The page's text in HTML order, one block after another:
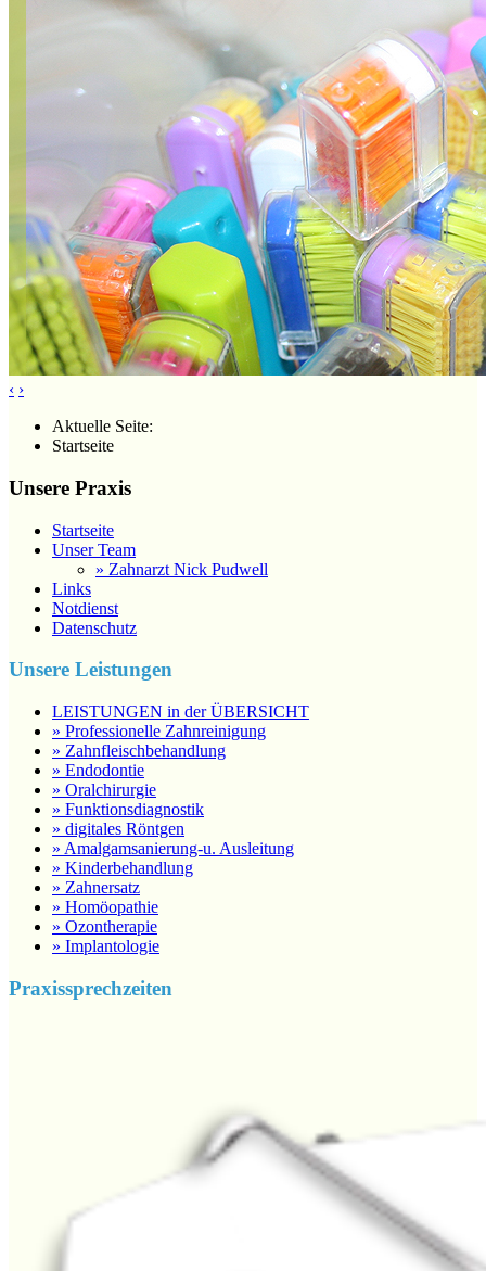
‹ ›
Aktuelle Seite:
Startseite
Unsere Praxis
Startseite
Unser Team
» Zahnarzt Nick Pudwell
Links
Notdienst
Datenschutz
Unsere Leistungen
LEISTUNGEN in der ÜBERSICHT
» Professionelle Zahnreinigung
» Zahnfleischbehandlung
» Endodontie
» Oralchirurgie
» Funktionsdiagnostik
» digitales Röntgen
» Amalgamsanierung-u. Ausleitung
» Kinderbehandlung
» Zahnersatz
» Homöopathie
» Ozontherapie
» Implantologie
Praxissprechzeiten